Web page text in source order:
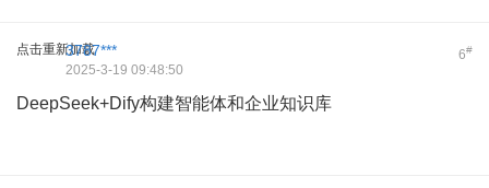
点击重新加载 6#
3787***
2025-3-19 09:48:50
DeepSeek+Dify构建智能体和企业知识库